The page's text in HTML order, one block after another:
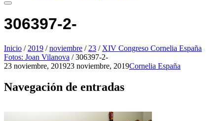
306397-2-
Inicio / 2019 / noviembre / 23 / XIV Congreso Cornelia España
Fotos: Joan Vilanova / 306397-2-
23 noviembre, 201923 noviembre, 2019Cornelia España
Navegación de entradas